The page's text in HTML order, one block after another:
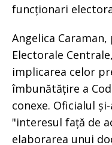
funcționari
Angelica
Electorale
implicarea celor
îmbunătățire a
conexe. Oficialul
"interesul față de
elaborarea unui